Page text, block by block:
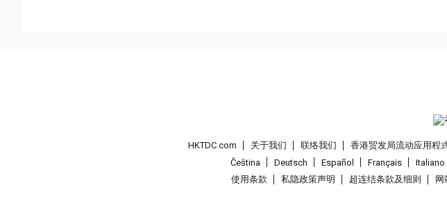
HKTDC.com 关于我们 联络我们 香港贸发局流动应用程
Čeština
Deutsch Español Français Italiano
使用条款
私隐政策声明 超连结条款及细则 网